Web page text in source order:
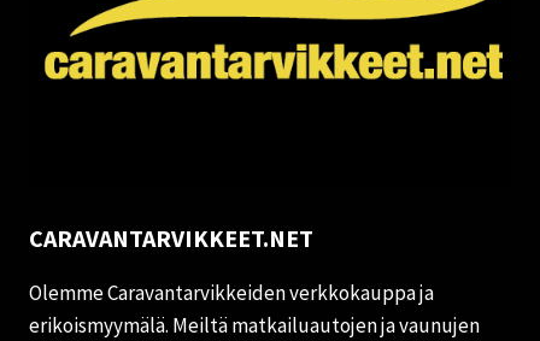
CARAVANTARVIKKEET.NET
Olemme Caravantarvikkeiden verkkokauppa ja
erikoismyymälä. Meiltä matkailuautojen ja vaunujen